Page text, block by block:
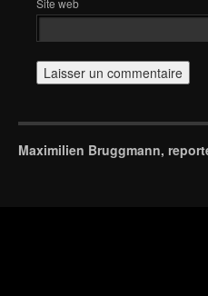
Site web
Maximilien Bruggmann,